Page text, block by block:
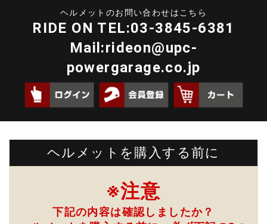
ヘルメットのお問い合わせはこちら
RIDE ON TEL:03-3845-6381
Mail:rideon@upc-
powergarage.co.jp
ヘルメットを購入する前に
※注意
下記の内容は確認しましたか？